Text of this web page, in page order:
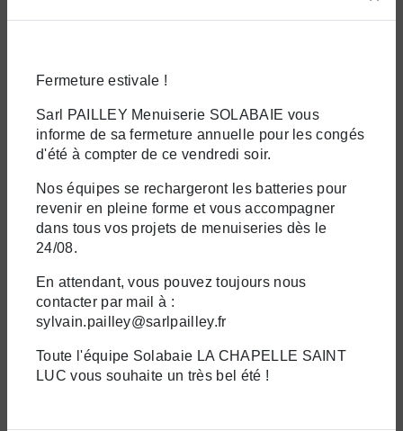
Fermeture estivale !
Sarl PAILLEY Menuiserie SOLABAIE vous
informe de sa fermeture annuelle pour les congés
d'été à compter de ce vendredi soir.
Nos équipes se rechargeront les batteries pour
revenir en pleine forme et vous accompagner
dans tous vos projets de menuiseries dès le
24/08.
En attendant, vous pouvez toujours nous
contacter par mail à :
sylvain.pailley@sarlpailley.fr
Toute l'équipe Solabaie LA CHAPELLE SAINT
LUC vous souhaite un très bel été !
BATTANTE